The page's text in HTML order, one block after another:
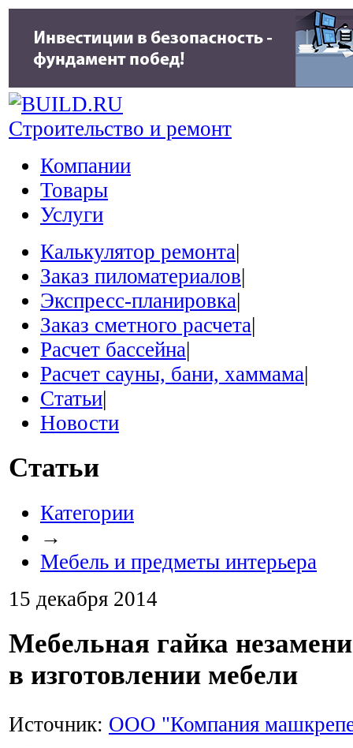
Строительство и ремонт
Компании
Товары
Услуги
Калькулятор ремонта|
Заказ пиломатериалов|
Экспресс-планировка|
Заказ сметного расчета|
Расчет бассейна|
Расчет сауны, бани, хаммама|
Статьи|
Новости
Статьи
Категории
→
Мебель и предметы интерьера
15 декабря 2014
Мебельная гайка
в изготовлении мебели
Источник: ООО "Компания